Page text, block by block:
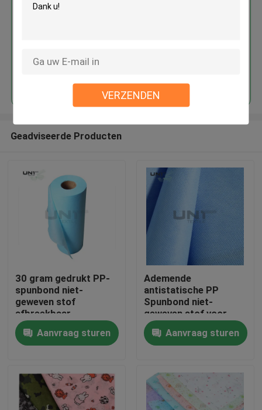
VERZENDEN
Thuis
Over ons
Geadviseerde Producten
30 gram gedrukt PP-
spunbond niet-
geweven stof
afbreekbaar
waterdicht
Aanvraag sturen
Ademende
antistatische PP
Spunbond niet-
geweven stof voor
medische hygiëne
Aanvraag sturen